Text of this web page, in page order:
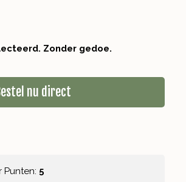
Zonder gedoe.
nu direct
Punten: 5